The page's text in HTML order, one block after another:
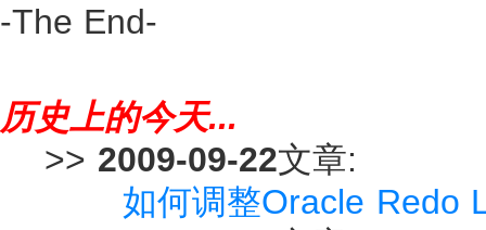
-The End-
历史上的今天...
>> 2009-09-22文章:
如何调整Oracle Redo